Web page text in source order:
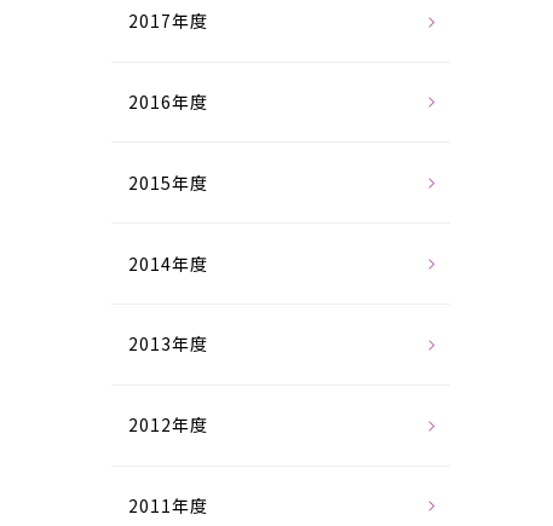
2017年度
2016年度
2015年度
2014年度
2013年度
2012年度
2011年度